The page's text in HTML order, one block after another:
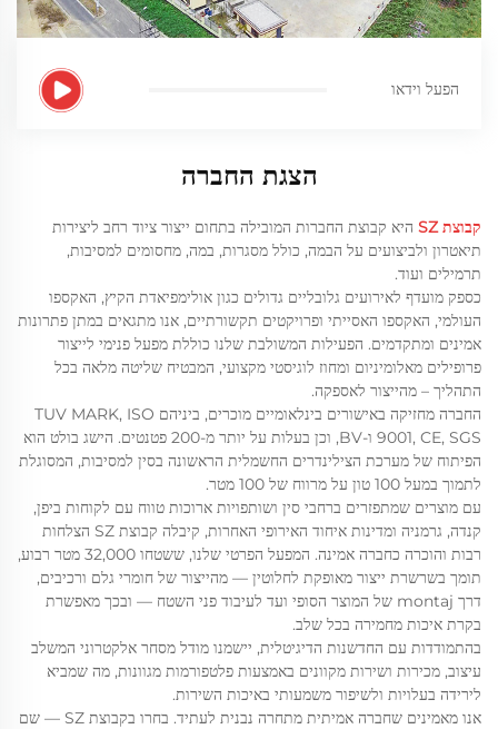
הפעל וידאו
הצגת החברה
קבוצת SZ
היא קבוצת החברות המובילה בתחום ייצור ציוד רחב ליצירות
תיאטרון ולביצועים על הבמה, כולל מסגרות, במה, מחסומים למסיבות,
תרמילים ועוד.
כספק מועדף לאירועים גלובליים גדולים כגון אולימפיאדת הקיץ, האקספו
העולמי, האקספו האסייתי ופרויקטים תקשורתיים, אנו מתגאים במתן פתרונות
אמינים ומתקדמים. הפעילות המשולבת שלנו כוללת מפעל פנימי לייצור
פרופילים מאלומיניום ומחוז לוגיסטי מקצועי, המבטיח שליטה מלאה בכל
התהליך – מהייצור לאספקה.
החברה מחזיקה באישורים בינלאומיים מוכרים, ביניהם TUV MARK, ISO
9001, CE, SGS ו-BV, וכן בעלות על יותר מ-200 פטנטים. הישג בולט הוא
הפיתוח של מערכת הצילינדרים החשמלית הראשונה בסין למסיבות, המסוגלת
לתמוך במעל 100 טון על מרווח של 100 מטר.
עם מוצרים שמתפזרים ברחבי סין ושותפויות ארוכות טווח עם לקוחות ביפן,
קנדה, גרמניה ומדינות איחוד האירופי האחרות, קיבלה קבוצת SZ הצלחות
רבות והוכרה כחברה אמינה. המפעל הפרטי שלנו, ששטחו 32,000 מטר רבוע,
תומך בשרשרת ייצור מאופקת לחלוטין — מהייצור של חומרי גלם ורכיבים,
דרך montaj של המוצר הסופי ועד לעיבוד פני השטח — ובכך מאפשרת
בקרת איכות מחמירה בכל שלב.
בהתמודדות עם החדשנות הדיגיטלית, יישמנו מודל מסחר אלקטרוני המשלב
עיצוב, מכירות ושירות מקוונים באמצעות פלטפורמות מגוונות, מה שמביא
לירידה בעלויות ולשיפור משמעותי באיכות השירות.
אנו מאמינים שחברה אמיתית מתחרה נבנית לעתיד. בחרו בקבוצת SZ — שם